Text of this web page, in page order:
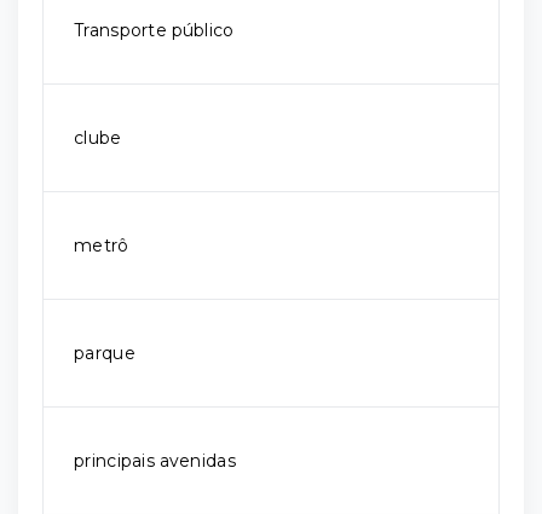
Transporte público
clube
metrô
parque
principais avenidas